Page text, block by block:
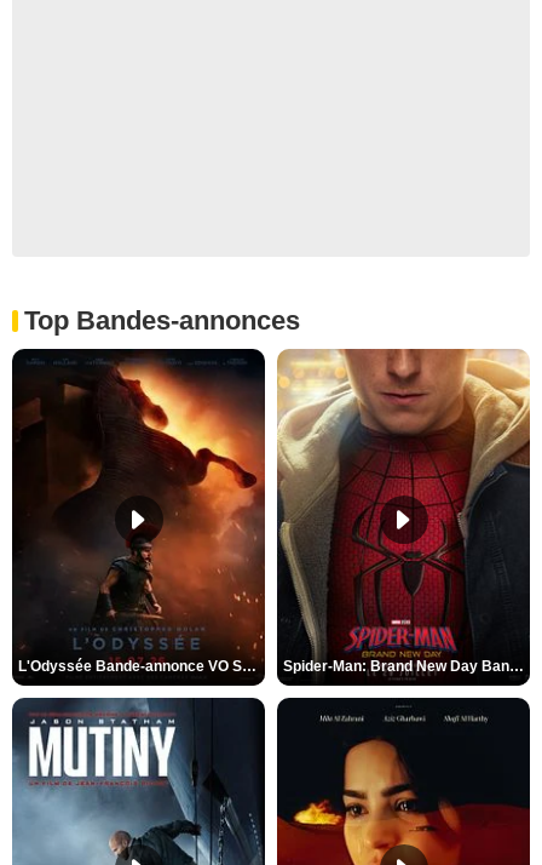
Top Bandes-annonces
L'Odyssée Bande-annonce VO STFR Spider-Man: Brand New Day Bande-annonce VO STFR